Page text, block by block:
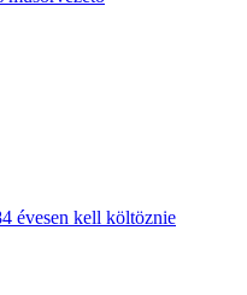
évesen kell költöznie